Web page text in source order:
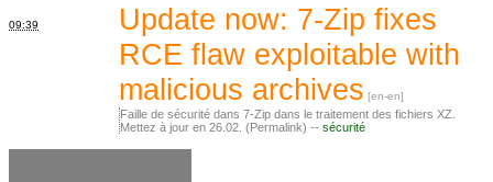
09:39
Update now: 7-Zip fixes
RCE flaw exploitable with
malicious archives
Faille de sécurité dans 7-Zip dans le traitement des fichiers XZ.
Mettez à jour en 26.02. (Permalink) -- sécurité